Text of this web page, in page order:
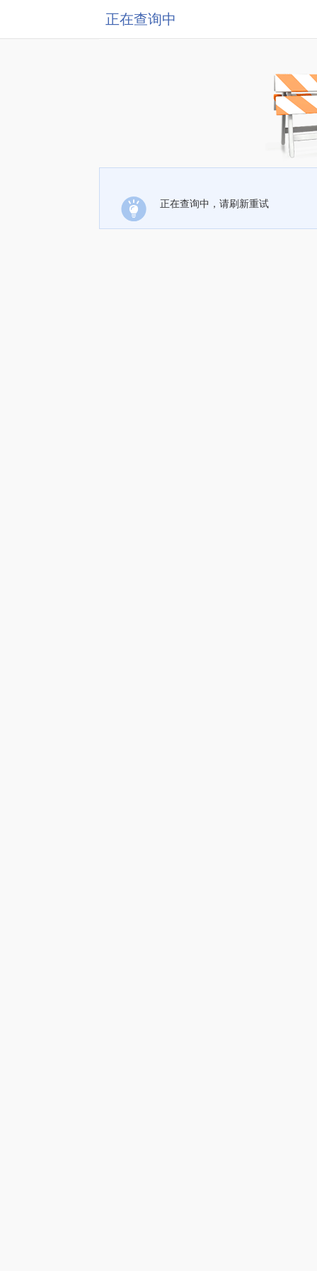
正在查询中
正在查询中，请刷新重试